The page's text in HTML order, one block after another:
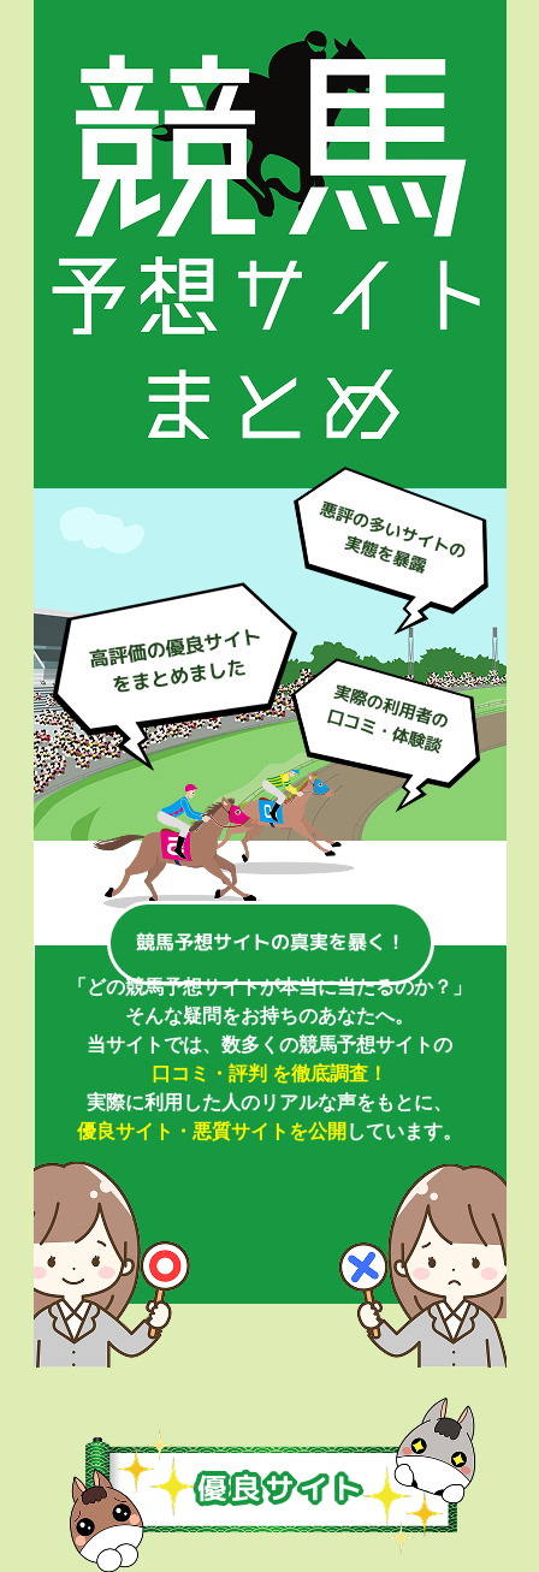
「どの競馬予想サイトが本当に当たるのか？」
そんな疑問をお持ちのあなたへ。
当サイトでは、数多くの競馬予想サイトの
口コミ・評判 を徹底調査！
実際に利用した人のリアルな声をもとに、
優良サイト・悪質サイトを公開しています。